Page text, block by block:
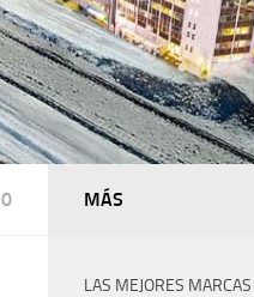
0 MÁS
LAS MEJORES